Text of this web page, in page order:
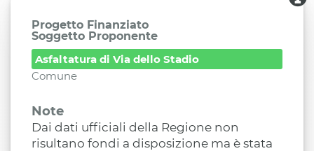
Progetto Finanziato
Soggetto Proponente
Asfaltatura di Via dello Stadio
Comune
Note
Dai dati ufficiali della Regione non
risultano fondi a disposizione ma è stata